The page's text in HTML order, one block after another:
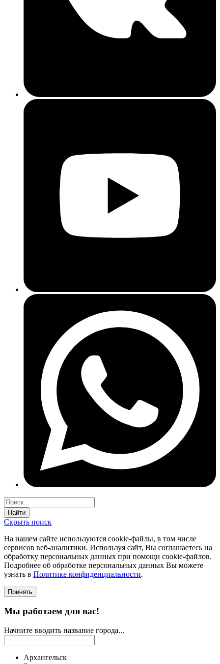
Найти
Скрыть поиск
На нашем сайте используются соokie-файлы, в том числе
сервисов веб-аналитики. Используя сайт, Вы соглашаетесь на
обработку персональных данных при помощи cookie-файлов.
Подробнее об обработке персональных данных Вы можете
узнать в Политике конфиденциальности.
Принять
Мы работаем для вас!
Начните вводить название города...
Архангельск